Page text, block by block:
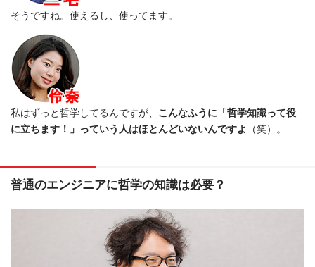
そうですね。使えるし、使ってます。
私はずっと哲学してるんですが、 こんなふうに「哲学知識って役
に立ちます！」っていう人はほとんどいないんですよ
（笑）。
普通のエンジニアに哲学の知識は必要？